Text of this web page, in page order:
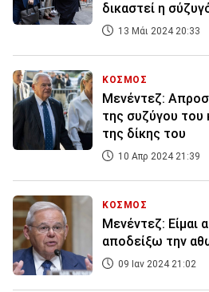
δικαστεί η
13 Μάι 2024 20:33
ΚΟΣΜΟΣ
Μενέντεζ:
της συζύγου του
της δίκης του
10 Απρ 2024 21:39
ΚΟΣΜΟΣ
Μενέντεζ: Είμαι
αποδείξω την
09 Ιαν 2024 21:02